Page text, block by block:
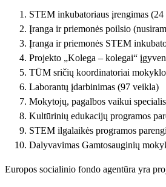
STEM inkubatoriaus įrengimas
Įranga ir priemonės poilsio
Įranga ir priemonės STEM
Projekto „Kolega – kolegai“
TŪM sričių koordinatoriai
Laborantų įdarbinimas (97 veikla)
Mokytojų, pagalbos vaikui
Kultūrinių edukacijų programos
STEM ilgalaikės programos
Dalyvavimas Gamtosauginių
Europos socialinio fondo agentūra yra